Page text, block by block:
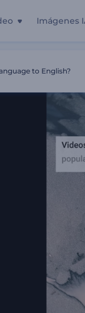
Imágenes
to English?